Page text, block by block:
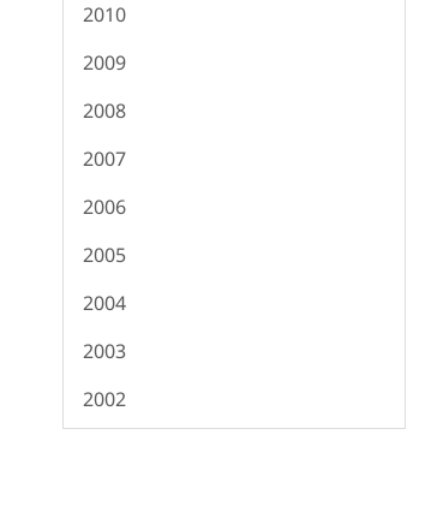
2010
2009
2008
2007
2006
2005
2004
2003
2002